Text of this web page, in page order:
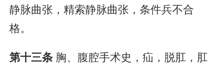
静脉曲张，精索静脉曲张，条件兵不合
格。
第十三条 胸、腹腔手术史，疝，脱肛，肛